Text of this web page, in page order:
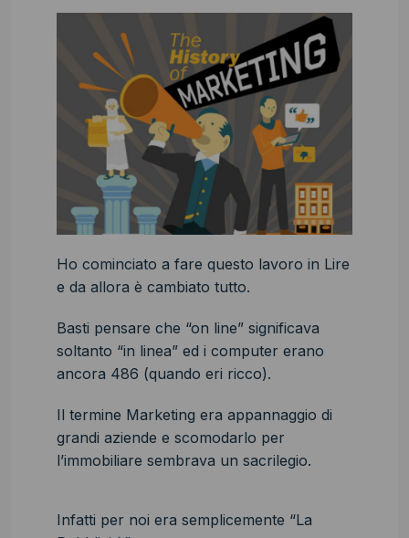
Ho cominciato a fare questo lavoro in Lire
e da allora è cambiato tutto.
Basti pensare che “on line” significava
soltanto “in linea” ed i computer erano
ancora 486 (quando eri ricco).
Il termine Marketing era appannaggio di
grandi aziende e scomodarlo per
l’immobiliare sembrava un sacrilegio.
Infatti per noi era semplicemente “La